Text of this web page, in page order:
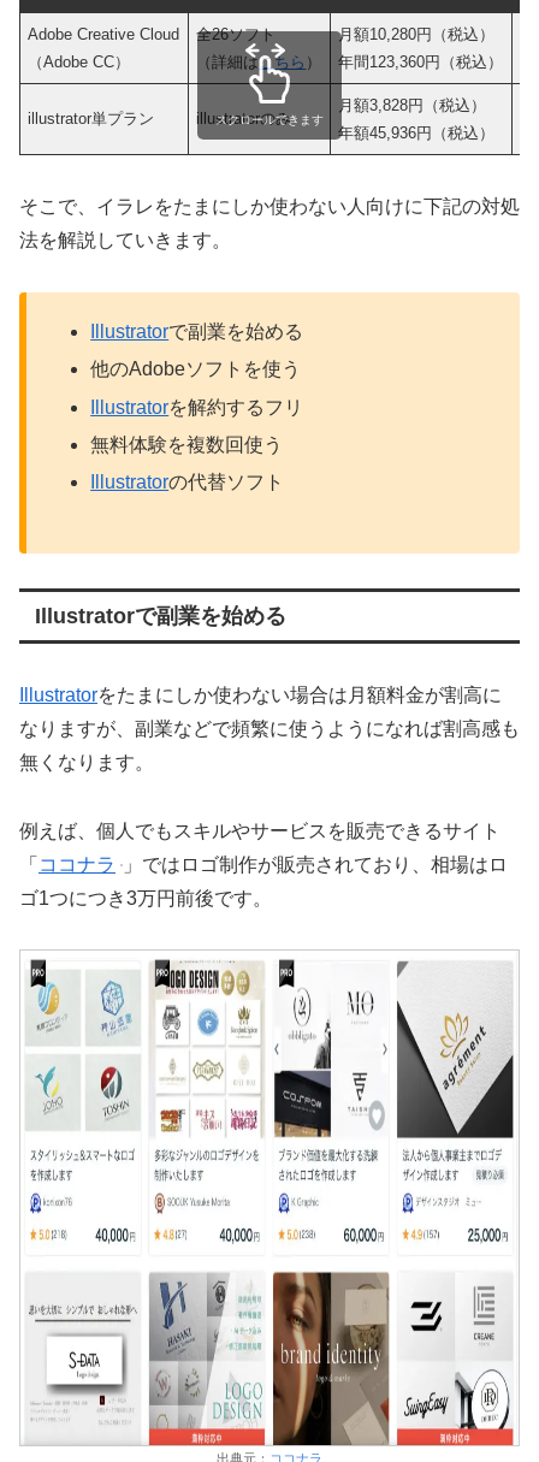
Adobe Creative Cloud
（Adobe CC）
全26ソフト
（詳細はこちら ）
月額10,280円（税込）
年間123,360円（税込）
illustrator単プラン illustratorのみ
月額3,828円（税込）
年額45,936円（税込）
スクロールできます
そこで、イラレをたまにしか使わない人向けに下記の対処
法を解説していきます。
Illustratorで副業を始める
他のAdobeソフトを使う
Illustratorを解約するフリ
無料体験を複数回使う
Illustratorの代替ソフト
Illustratorで副業を始める
Illustratorをたまにしか使わない場合は月額料金が割高に
なりますが、副業などで頻繁に使うようになれば割高感も
無くなります。
例えば、個人でもスキルやサービスを販売できるサイト
「 ココナラ
」ではロゴ制作が販売されており、相場はロ
ゴ1つにつき3万円前後です。
出典元： ココナラ